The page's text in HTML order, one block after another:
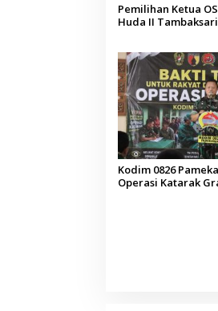
Pemilihan Ketua
Huda II
Kodim 0826
Operasi Katarak